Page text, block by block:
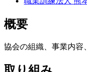
概要
協会の組織、事業内容